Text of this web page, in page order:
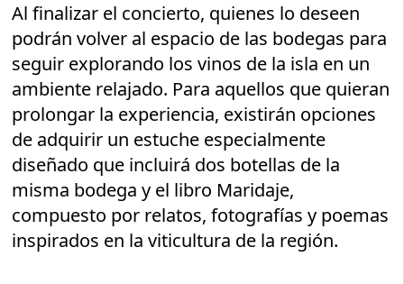
Al finalizar el concierto, quienes lo deseen
podrán volver al espacio de las bodegas para
seguir explorando los vinos de la isla en un
ambiente relajado. Para aquellos que quieran
prolongar la experiencia, existirán opciones
de adquirir un estuche especialmente
diseñado que incluirá dos botellas de la
misma bodega y el libro Maridaje,
compuesto por relatos, fotografías y poemas
inspirados en la viticultura de la región.